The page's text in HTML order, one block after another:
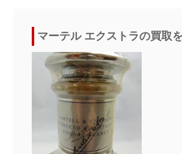
マーテル エクストラの買取